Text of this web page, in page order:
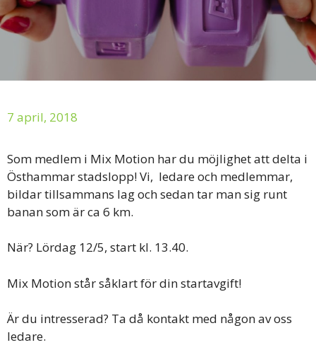
7 april, 2018
Som medlem i Mix Motion har du möjlighet att delta i
Östhammar stadslopp! Vi, ledare och medlemmar,
bildar tillsammans lag och sedan tar man sig runt
banan som är ca 6 km.
När? Lördag 12/5, start kl. 13.40.
Mix Motion står såklart för din startavgift!
Är du intresserad? Ta då kontakt med någon av oss
ledare.